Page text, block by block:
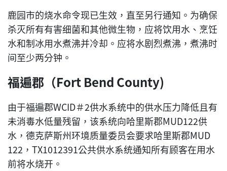
鹿园市的烧水命令现已生效，直至另行通知。为确保
杀灭所有有害细菌和其他微生物，应将饮用水、烹饪
水和制冰用水煮沸并冷却。应将水剧烈煮沸，煮沸时
间至少两分钟。
福遍郡（Fort Bend County)
由于福遍郡WCID＃2供水系统中的供水压力降低且有
未消毒水低量残留，该系统向哈里斯郡MUD122供
水，德克萨斯州环境质量委员会要求哈里斯郡MUD
122，TX1012391公共供水系统通知所有顾客在用水
前将水烧开。